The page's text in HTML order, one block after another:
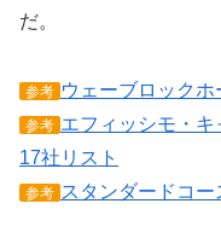
だ。
参考 ウェーブロック
参考 エフィッシモ・
17社リスト
参考 スタンダードコ